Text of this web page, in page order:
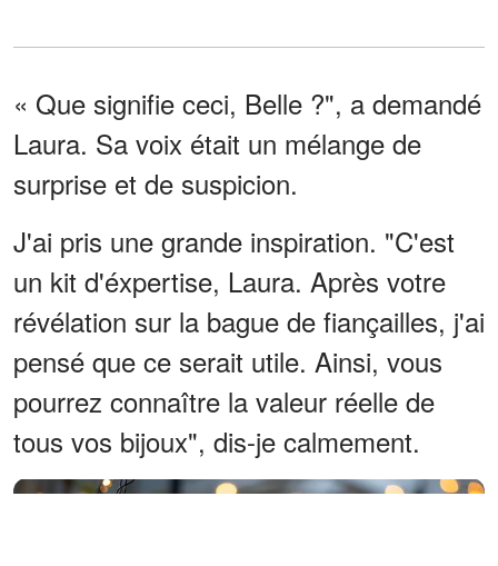
« Que signifie ceci, Belle ?", a demandé
Laura. Sa voix était un mélange de
surprise et de suspicion.
J'ai pris une grande inspiration. "C'est
un kit d'éxpertise, Laura. Après votre
révélation sur la bague de fiançailles, j'ai
pensé que ce serait utile. Ainsi, vous
pourrez connaître la valeur réelle de
tous vos bijoux", dis-je calmement.